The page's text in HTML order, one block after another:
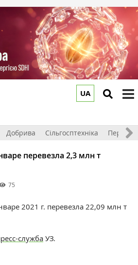
UA
Добрива Сільгосптехніка
перевезла 2,3 млн т
75
2021 г. перевезла 22,09 млн т
службаУЗ.